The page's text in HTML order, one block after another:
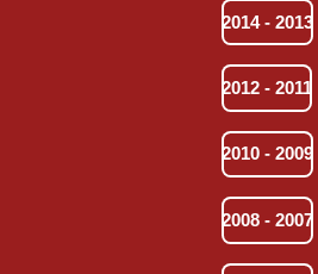
2014 - 2013
2012 - 2011
2010 - 2009
2008 - 2007